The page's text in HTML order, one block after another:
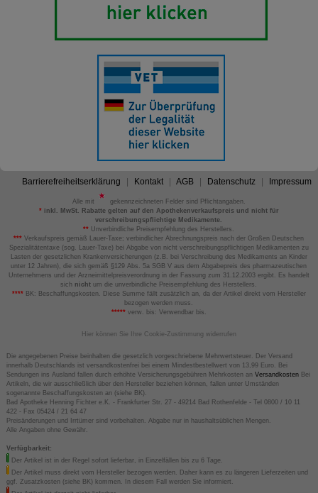
Barrierefreiheitserklärung Kontakt AGB Datenschutz Impressum
Alle mit
gekennzeichneten Felder sind Pflichtangaben.
*inkl. MwSt. Rabatte gelten auf den Apothekenverkaufspreis und nicht für
verschreibungspflichtige Medikamente.
** Unverbindliche Preisempfehlung des Herstellers.
*** Verkaufspreis gemäß Lauer-Taxe; verbindlicher Abrechnungspreis nach der Großen Deutschen
Spezialitätentaxe (sog. Lauer-Taxe) bei Abgabe von nicht verschreibungspflichtigen Medikamenten zu
Lasten der gesetzlichen Krankenversicherungen (z.B. bei Verschreibung des Medikaments an Kinder
unter 12 Jahren), die sich gemäß §129 Abs. 5a SGB V aus dem Abgabepreis des pharmazeutischen
Unternehmens und der Arzneimittelpreisverordnung in der Fassung zum 31.12.2003 ergibt. Es handelt
sich nicht um die unverbindliche Preisempfehlung des Herstellers.
****BK: Beschaffungskosten. Diese Summe fällt zusätzlich an, da der Artikel direkt vom Hersteller
bezogen werden muss.
*****verw. bis: Verwendbar bis.
Hier können Sie Ihre Cookie-Zustimmung widerrufen
Die angegebenen Preise beinhalten die gesetzlich vorgeschriebene Mehrwertsteuer. Der Versand
innerhalb Deutschlands ist versandkostenfrei bei einem Mindestbestellwert von 13,99 Euro. Bei
Sendungen ins Ausland fallen durch erhöhte Versicherungsgebühren Mehrkosten an VersandkostenBei
Artikeln, die wir ausschließlich über den Hersteller beziehen können, fallen unter Umständen
sogenannte Beschaffungskosten an (siehe BK).
Bad Apotheke Henning Fichter e.K. - Frankfurter Str. 27 - 49214 Bad Rothenfelde - Tel 0800 / 10 11
422 - Fax 05424 / 21 64 47
Preisänderungen und Irrtümer sind vorbehalten. Abgabe nur in haushaltsüblichen Mengen.
Alle Angaben ohne Gewähr.
Verfügbarkeit:
Der Artikel ist in der Regel sofort lieferbar, in Einzelfällen bis zu 6 Tage.
Der Artikel muss direkt vom Hersteller bezogen werden. Daher kann es zu längeren Lieferzeiten und
ggf. Zusatzkosten (siehe BK) kommen. In diesem Fall werden Sie informiert.